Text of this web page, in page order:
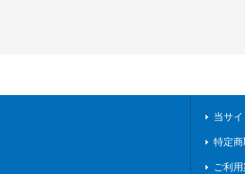
当サ
特定
ご利